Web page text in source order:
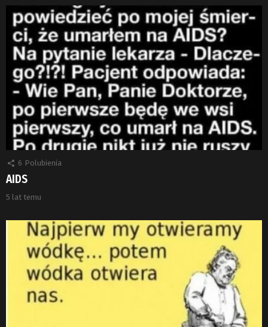
6 Polubienia
AIDS
5 lat temu